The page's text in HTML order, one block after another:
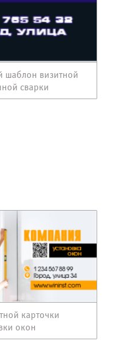
шаблон визитной
сварки
карточки
окон